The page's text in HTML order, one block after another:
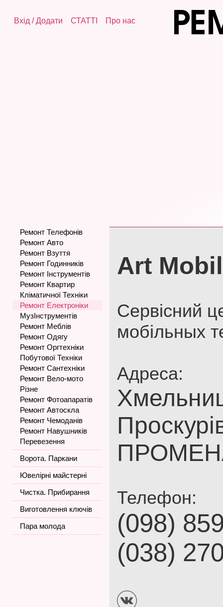
Вхід /Додати СТАТТІ Про нас
Ремонт Телефонів
Ремонт Авто
Ремонт Взуття
Ремонт Годинників
Ремонт Інструментів
Ремонт Квартир
Кліматичної Техніки
Ремонт Електроніки
МузІнструментів
Ремонт Меблів
Ремонт Одягу
Ремонт Оргтехніки
Побутової Техніки
Ремонт Сантехніки
Ремонт Вело-мото
Різне
Ремонт Фотоапаратів
Ремонт Автоскла
Ремонт Чемоданів
Ремонт Навушників
Перевезення
Ворота. Паркани
Ювелірні майстерні
Чистка. Прибирання
Виготовлення ключів
Пара молода
Art
Сервісний
мобільных
Адреса:
Телефон:
(098)
(038)